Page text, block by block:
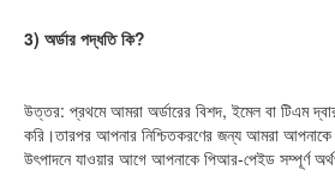
3) অর্ডার পদ্ধতি কি?
উত্তর: প্রথমে আমরা অর্ডারের বিশদ, ইমেল বা টিএম
করি।তারপর আপনার নিশ্চিতকরণের জন্য আমরা
উৎপাদনে যাওয়ার আগে আপনাকে পিআর-পেইড সম্পূর্ণ